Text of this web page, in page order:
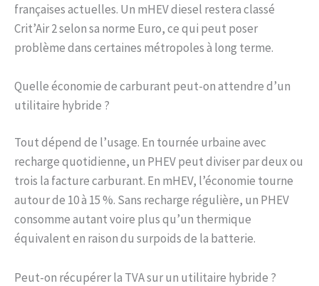
françaises actuelles. Un mHEV diesel restera classé
Crit’Air 2 selon sa norme Euro, ce qui peut poser
problème dans certaines métropoles à long terme.
Quelle économie de carburant peut-on attendre d’un
utilitaire hybride ?
Tout dépend de l’usage. En tournée urbaine avec
recharge quotidienne, un PHEV peut diviser par deux ou
trois la facture carburant. En mHEV, l’économie tourne
autour de 10 à 15 %. Sans recharge régulière, un PHEV
consomme autant voire plus qu’un thermique
équivalent en raison du surpoids de la batterie.
Peut-on récupérer la TVA sur un utilitaire hybride ?